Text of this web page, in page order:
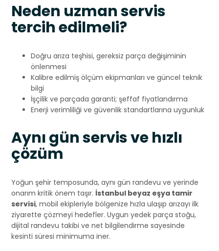
Neden uzman servis
tercih edilmeli?
Doğru arıza teşhisi, gereksiz parça değişiminin
önlenmesi
Kalibre edilmiş ölçüm ekipmanları ve güncel teknik
bilgi
İşçilik ve parçada garanti; şeffaf fiyatlandırma
Enerji verimliliği ve güvenlik standartlarına uygunluk
Aynı gün servis ve hızlı
çözüm
Yoğun şehir temposunda, aynı gün randevu ve yerinde
onarım kritik önem taşır. İstanbul beyaz eşya tamir
servisi, mobil ekipleriyle bölgenize hızla ulaşıp arızayı ilk
ziyarette çözmeyi hedefler. Uygun yedek parça stoğu,
dijital randevu takibi ve net bilgilendirme sayesinde
kesinti süresi minimuma iner.